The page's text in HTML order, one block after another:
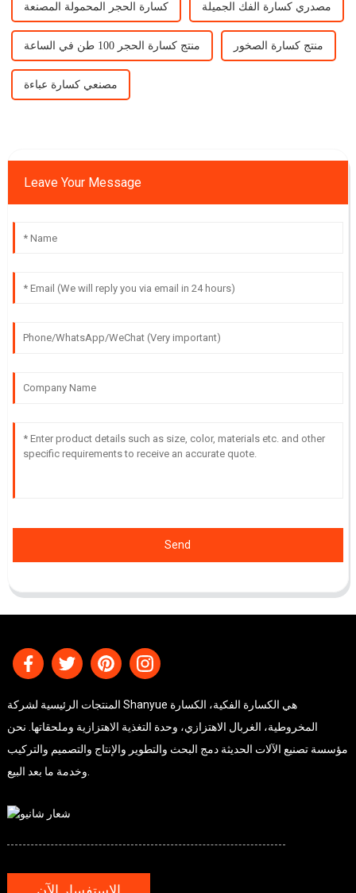
كسارة الحجر المحمولة المصنعة مصدري كسارة الفك الجميلة
منتج كسارة الحجر 100 طن في الساعة منتج كسارة الصخور
مصنعي كسارة عباءة
Leave Your Message
Send
المنتجات الرئيسية لشركة Shanyue هي الكسارة الفكية، الكسارة
المخروطية، الغربال الاهتزازي، وحدة التغذية الاهتزازية وملحقاتها. نحن
مؤسسة تصنيع الآلات الحديثة دمج البحث والتطوير والإنتاج والتصميم والتركيب